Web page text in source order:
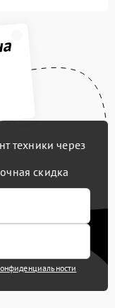
техники через
скидка